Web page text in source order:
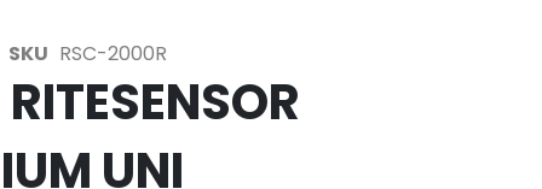
SKU RSC-2000R
UNI